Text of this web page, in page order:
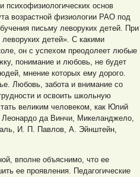
психофизиологических основ
возрастной физиологии РАО под
письму леворуких детей. При
детей». С какими
он с успехом преодолеет любые
понимание и любовь, не будет
мнение которых ему дорого.
Любовь, забота и внимание со
и освоить школьную
великим человеком, как Юлий
да Винчи, Микеланджело,
И. П. Павлов, А. Эйнштейн,
вполне объяснимо, что ее
ее проявления. Педагогические